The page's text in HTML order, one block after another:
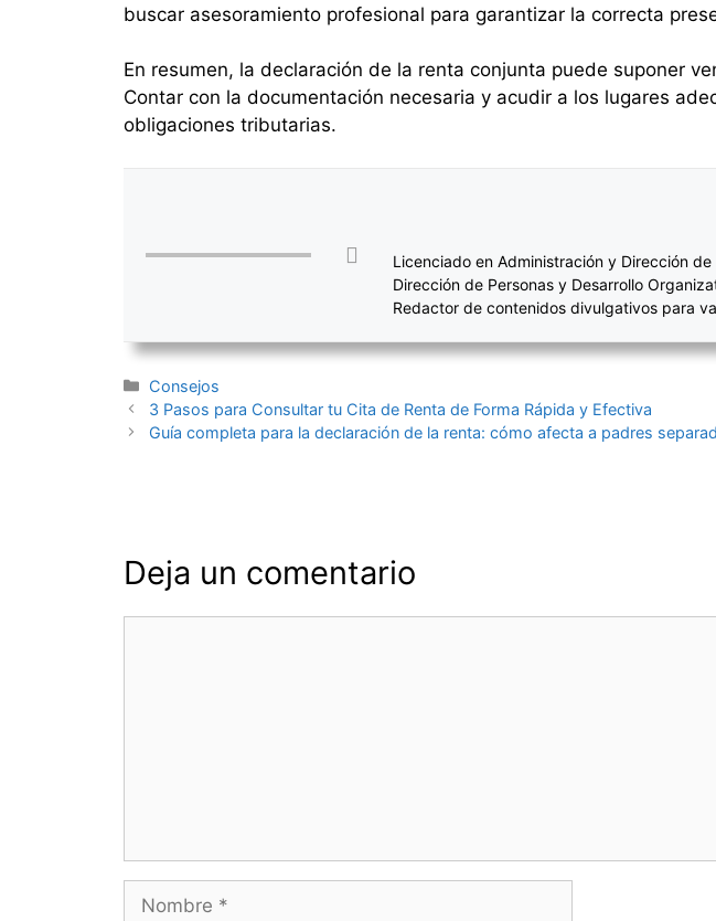
buscar asesoramiento profesional para garantizar la correcta
En resumen, la declaración de la renta conjunta puede suponer
Contar con la documentación necesaria y acudir a los lugares
obligaciones tributarias.
Licenciado en Administración y Dirección
Dirección de Personas y Desarrollo
Redactor de contenidos divulgativos para
Categorías
Consejos
Navegación
de
3 Pasos para Consultar tu Cita de Renta de Forma Rápida y Efectiva
Guía completa para la declaración de la renta: cómo afecta a padres
Deja un comentario